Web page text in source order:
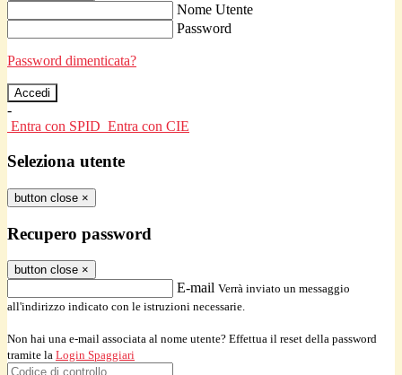
Nome Utente
Password
Password dimenticata?
-
Entra con SPID Entra con CIE
Seleziona utente
button close ×
Recupero password
button close ×
E-mail Verrà inviato un messaggio
all'indirizzo indicato con le istruzioni necessarie.
Non hai una e-mail associata al nome utente? Effettua il reset della password
tramite la Login Spaggiari